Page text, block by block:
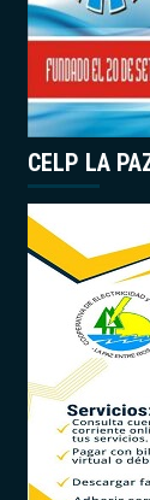
CELP LA